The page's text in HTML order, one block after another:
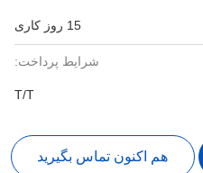
15 روز کاری
شرایط پرداخت:
T/T
هم اکنون تماس بگیرید